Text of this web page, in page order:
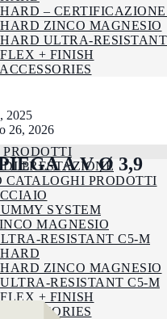
–
ZINCO MAGNESIO
ULTRA-
+ FINISH
PRESTAZIONE
CATALOGHI PRODOTTI
SYSTEM
MAGNESIO
RESISTANT C5-M
ZINCO MAGNESIO
RESISTANT C5-M
+ FINISH
2025
26, 2026
A V Ø 3,9